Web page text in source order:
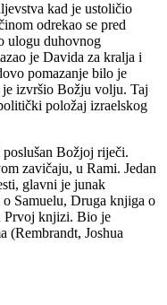
kad je ustoličio
odrekao se pred
ulogu duhovnog
je Davida za kralja i
pomazanje bilo je
izvršio Božju volju. Taj
položaj izraelskog
Božjoj riječi.
zavičaju, u Rami. Jedan
glavni je junak
Samuelu, Druga knjiga o
Prvoj knjizi. Bio je
(Rembrandt, Joshua